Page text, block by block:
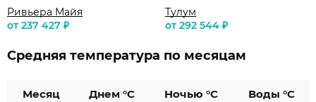
Ривьера Майя
от 237 427 ₽
Тулум
от 292 544 ₽
Средняя температура по месяцам
Месяц Днем °C Ночью °C Воды °C